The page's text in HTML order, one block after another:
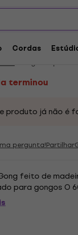
Cordas
terminou
S
Código do
terminou
produto já não é
pergunta!Partilhar
feito de
para gongos O